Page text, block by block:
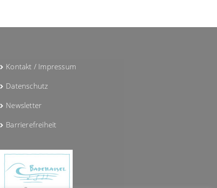
Kontakt / Impressum
Datenschutz
Newsletter
Barrierefreiheit